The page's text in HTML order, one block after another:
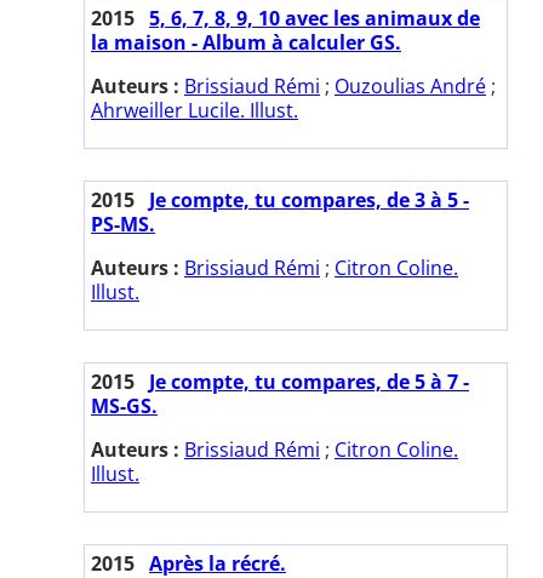
2015 5, 6, 7, 8, 9, 10 avec les animaux de
la maison - Album à calculer GS.
Auteurs : Brissiaud Rémi ; Ouzoulias André ;
Ahrweiller Lucile. Illust.
2015 Je compte, tu compares, de 3 à 5 -
PS-MS.
Auteurs : Brissiaud Rémi ; Citron Coline.
Illust.
2015 Je compte, tu compares, de 5 à 7 -
MS-GS.
Auteurs : Brissiaud Rémi ; Citron Coline.
Illust.
2015 Après la récré.